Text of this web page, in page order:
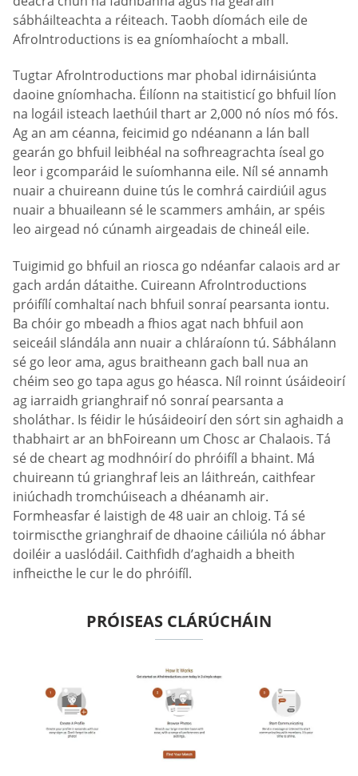
sábháilteachta a réiteach. Taobh díomách eile de
AfroIntroductions is ea gníomhaíocht a mball.
Tugtar AfroIntroductions mar phobal idirnáisiúnta
daoine gníomhacha. Éilíonn na staitisticí go bhfuil líon
na logáil isteach laethúil thart ar 2,000 nó níos mó fós.
Ag an am céanna, feicimid go ndéanann a lán ball
gearán go bhfuil leibhéal na sofhreagrachta íseal go
leor i gcomparáid le suíomhanna eile. Níl sé annamh
nuair a chuireann duine tús le comhrá cairdiúil agus
nuair a bhuaileann sé le scammers amháin, ar spéis
leo airgead nó cúnamh airgeadais de chineál eile.
Tuigimid go bhfuil an riosca go ndéanfar calaois ard ar
gach ardán dátaithe. Cuireann AfroIntroductions
próifílí comhaltaí nach bhfuil sonraí pearsanta iontu.
Ba chóir go mbeadh a fhios agat nach bhfuil aon
seiceáil slándála ann nuair a chláraíonn tú. Sábhálann
sé go leor ama, agus braitheann gach ball nua an
chéim seo go tapa agus go héasca. Níl roinnt úsáideoirí
ag iarraidh grianghraif nó sonraí pearsanta a
sholáthar. Is féidir le húsáideoirí den sórt sin aghaidh a
thabhairt ar an bhFoireann um Chosc ar Chalaois. Tá
sé de cheart ag modhnóirí do phróifíl a bhaint. Má
chuireann tú grianghraf leis an láithreán, caithfear
iniúchadh tromchúiseach a dhéanamh air.
Formheasfar é laistigh de 48 uair an chloig. Tá sé
toirmiscthe grianghraif de dhaoine cáiliúla nó ábhar
doiléir a uaslódáil. Caithfidh d’aghaidh a bheith
infheicthe le cur le do phróifíl.
PRÓISEAS CLÁRÚCHÁIN